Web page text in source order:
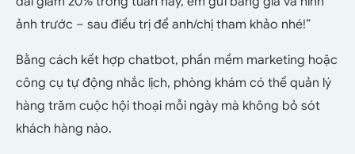
ảnh trước – sau điều trị để anh/chị tham khảo nhé!”
Bằng cách kết hợp chatbot, phần mềm marketing hoặc
công cụ tự động nhắc lịch, phòng khám có thể quản lý
hàng trăm cuộc hội thoại mỗi ngày mà không bỏ sót
khách hàng nào.